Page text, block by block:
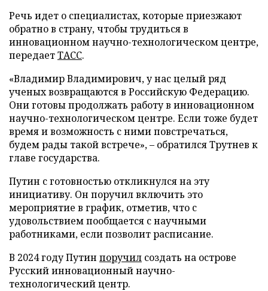
Речь идет о специалистах, которые приезжают
обратно в страну, чтобы трудиться в
инновационном научно-технологическом центре,
передаетТАСС.
«Владимир Владимирович, у нас целый ряд
ученых возвращаются в Российскую Федерацию.
Они готовы продолжать работу в инновационном
научно-технологическом центре. Если тоже будет
время и возможность с ними повстречаться,
будем рады такой встрече», – обратился Трутнев к
главе государства.
Путин с готовностью откликнулся на эту
инициативу. Он поручил включить это
мероприятие в график, отметив, что с
удовольствием пообщается с научными
работниками, если позволит расписание.
В 2024 году Путин поручил создать на острове
Русский инновационный научно-
технологический центр.